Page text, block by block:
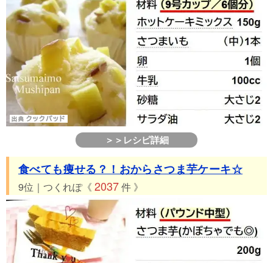
＞＞レシピ詳細
食べても痩せる？！おからさつま芋ケーキ☆
9位｜つくれぽ《 2037件 》